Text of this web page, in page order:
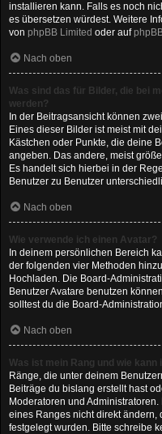
installieren kann. Falls es noch
es übersetzen würdest. Weitere
von phpBB Limited oder auf
Nach oben
Was sind das für Bilder, die bei
werden?
In der Beitragsansicht können
Eines dieser Bilder ist meist mit
Kästchen oder Punkte, die deine
angeben. Das andere, meist
Es handelt sich hierbei in der
Benutzer zu Benutzer
Nach oben
Wie verwende ich einen Avatar?
In deinem persönlichen Bereich
der folgenden vier Methoden
Hochladen. Die Board-
Benutzer Avatare benutzen
solltest du die Board-
Nach oben
Was ist mein Rang und wie kann
Ränge, die unter deinem
Beiträge du bislang erstellt hast
Moderatoren und
eines Ranges nicht direkt ändern,
festgelegt wurden. Bitte schreibe